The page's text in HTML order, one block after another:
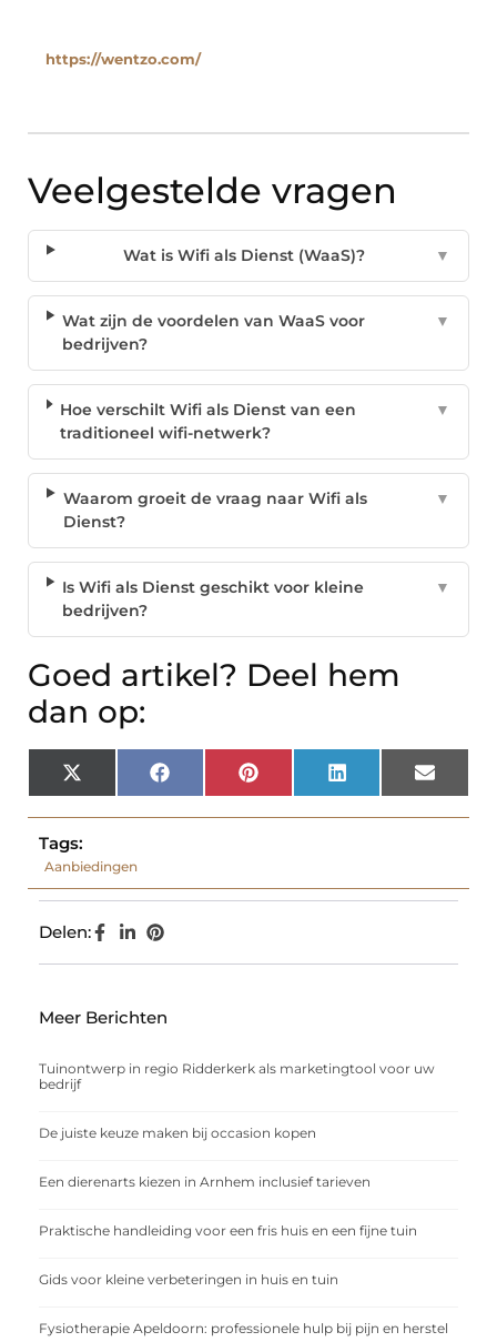
https://wentzo.com/
Veelgestelde vragen
Wat is Wifi als Dienst (WaaS)? ▼
Wat zijn de voordelen van WaaS voor
bedrijven?
▼
Hoe verschilt Wifi als Dienst van een
traditioneel wifi-netwerk?
▼
Waarom groeit de vraag naar Wifi als
Dienst?
▼
Is Wifi als Dienst geschikt voor kleine
bedrijven?
▼
Goed artikel? Deel hem
dan op:
X
(Twitter)
Facebook Pinterest LinkedIn Email
Tags:
Aanbiedingen
Delen:
Meer Berichten
Tuinontwerp in regio Ridderkerk als marketingtool voor uw
bedrijf
De juiste keuze maken bij occasion kopen
Een dierenarts kiezen in Arnhem inclusief tarieven
Praktische handleiding voor een fris huis en een fijne tuin
Gids voor kleine verbeteringen in huis en tuin
Fysiotherapie Apeldoorn: professionele hulp bij pijn en herstel